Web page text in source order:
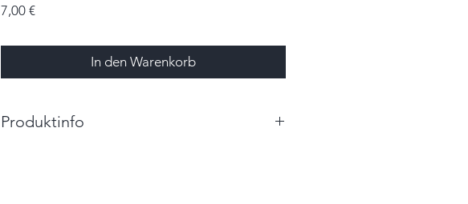
7,00 €Preis
In den Warenkorb
Produktinfo